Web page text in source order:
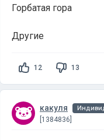
Горбатая гора
Другие
12 13
какуля
[1384836]